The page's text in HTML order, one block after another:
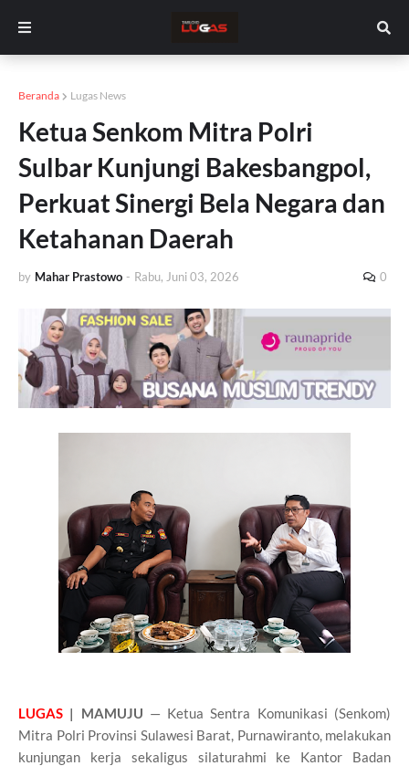
Beranda Lugas News
Ketua Senkom Mitra Polri
Sulbar Kunjungi Bakesbangpol,
Perkuat Sinergi Bela Negara dan
Ketahanan Daerah
by Mahar Prastowo - Rabu, Juni 03, 2026 0
LUGAS | MAMUJU — Ketua Sentra Komunikasi (Senkom)
Mitra Polri Provinsi Sulawesi Barat, Purnawiranto, melakukan
kunjungan kerja sekaligus silaturahmi ke Kantor Badan